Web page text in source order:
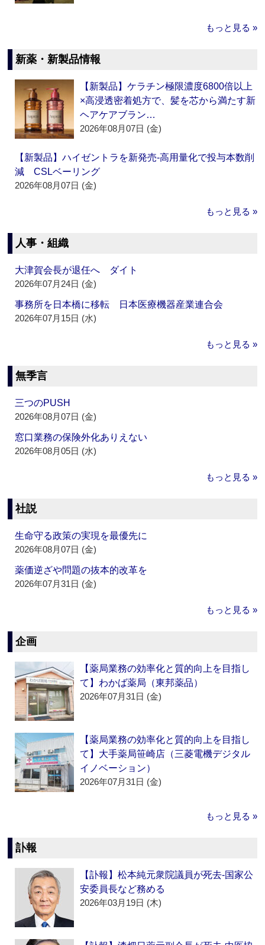
もっと見る »
新薬・新製品情報
【新製品】ケラチン極限濃度6800倍以上
×高浸透密着処方で、髪を芯から満たす新
ヘアケアブラン…
2026年08月07日 (金)
【新製品】ハイゼントラを新発売‐高用量化で投与本数削
減 CSLベーリング
2026年08月07日 (金)
もっと見る »
人事・組織
大津賀会長が退任へ ダイト
2026年07月24日 (金)
事務所を日本橋に移転 日本医療機器産業連合会
2026年07月15日 (水)
もっと見る »
無季言
三つのPUSH
2026年08月07日 (金)
窓口業務の保険外化ありえない
2026年08月05日 (水)
もっと見る »
社説
生命守る政策の実現を最優先に
2026年08月07日 (金)
薬価逆ざや問題の抜本的改革を
2026年07月31日 (金)
もっと見る »
企画
【薬局業務の効率化と質的向上を目指し
て】わかば薬局（東邦薬品）
2026年07月31日 (金)
【薬局業務の効率化と質的向上を目指し
て】大手薬局笹崎店（三菱電機デジタル
イノベーション）
2026年07月31日 (金)
もっと見る »
訃報
【訃報】松本純元衆院議員が死去‐国家公
安委員長など務める
2026年03月19日 (木)